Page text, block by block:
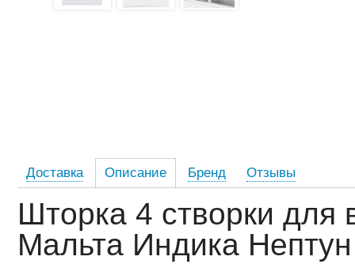
Доставка Описание Бренд Отзывы
Шторка 4 створки для
Мальта Индика